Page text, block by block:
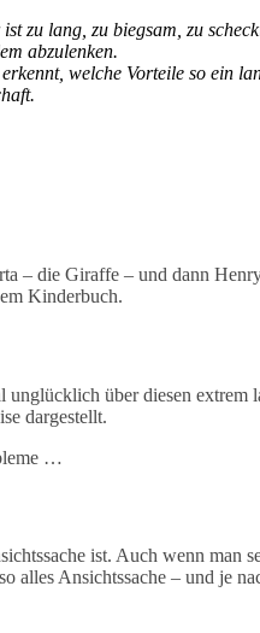
zu lang, zu biegsam, zu
abzulenken.
welche Vorteile so ein
– die Giraffe – und dann
Kinderbuch.
über diesen extrem
dargestellt.
…
ist. Auch wenn man
alles Ansichtssache – und je